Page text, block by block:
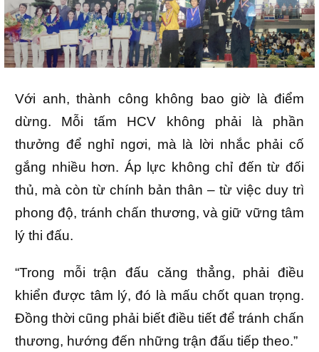
Với anh, thành công không bao giờ là điểm
dừng. Mỗi tấm HCV không phải là phần
thưởng để nghỉ ngơi, mà là lời nhắc phải cố
gắng nhiều hơn. Áp lực không chỉ đến từ đối
thủ, mà còn từ chính bản thân – từ việc duy trì
phong độ, tránh chấn thương, và giữ vững tâm
lý thi đấu.
“Trong mỗi trận đấu căng thẳng, phải điều
khiển được tâm lý, đó là mấu chốt quan trọng.
Đồng thời cũng phải biết điều tiết để tránh chấn
thương, hướng đến những trận đấu tiếp theo.”